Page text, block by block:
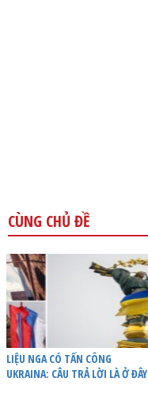
CÙNG CHỦ ĐỀ
LIỆU NGA CÓ TẤN CÔNG
UKRAINA: CÂU TRẢ LỜI LÀ Ở ĐÂY